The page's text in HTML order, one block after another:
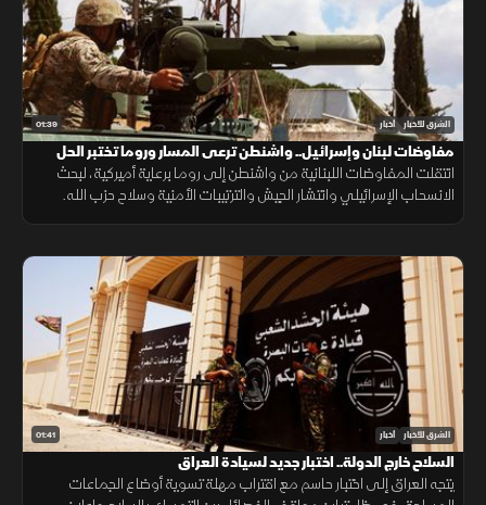
01:39 الشرق للأخبار أخبار
مفاوضات لبنان وإسرائيل.. واشنطن ترعى المسار وروما تختبر الحل
انتقلت المفاوضات اللبنانية من واشنطن إلى روما برعاية أميركية، لبحث
الانسحاب الإسرائيلي وانتشار الجيش والترتيبات الأمنية وسلاح حزب الله.
01:41 الشرق للأخبار أخبار
السلاح خارج الدولة.. اختبار جديد لسيادة العراق
يتجه العراق إلى اختبار حاسم مع اقتراب مهلة تسوية أوضاع الجماعات